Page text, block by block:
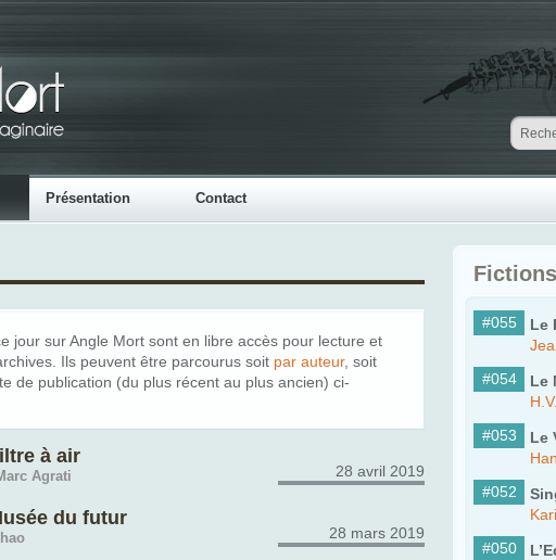
Présentation Contact
jour sur Angle Mort sont en libre accès pour lecture et
Ils peuvent être parcourus soit par auteur, soit
de publication (du plus récent au plus ancien) ci-
à air
Agrati 28 avril 2019
du futur
28 mars 2019
#055
Le
#054
Le
#053
Le
#052
#050